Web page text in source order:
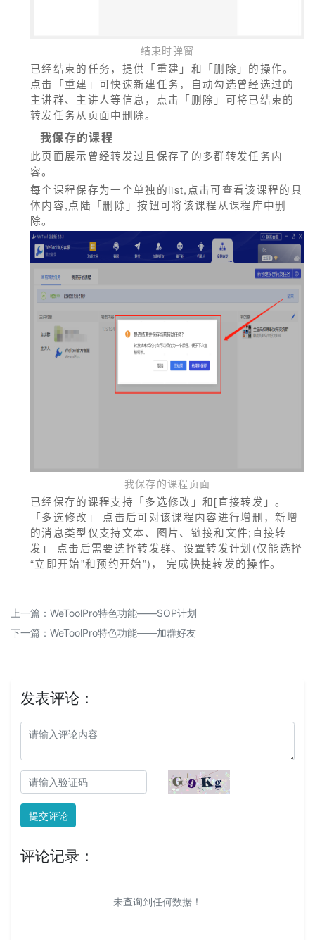
结束时弹窗
已经结束的任务，提供「重建」和「删除」的操作。
点击「重建」可快速新建任务，自动勾选曾经选过的
主讲群、主讲人等信息，点击「删除」可将已结束的
转发任务从页面中删除。
我保存的课程
此页面展示曾经转发过且保存了的多群转发任务内
容。
每个课程保存为一个单独的list,点击可查看该课程的具
体内容,点陆「删除」按钮可将该课程从课程库中删
除。
我保存的课程页面
已经保存的课程支持「多选修改」和[直接转发」。
「多选修改」 点击后可对该课程内容进行增删，新增
的消息类型仅支持文本、图片、链接和文件;直接转
发」 点击后需要选择转发群、设置转发计划(仅能选择
“立即开始”和预约开始”)， 完成快捷转发的操作。
上一篇： WeToolPro特色功能——SOP计划
下一篇： WeToolPro特色功能——加群好友
发表评论：
提交评论
评论记录：
未查询到任何数据！